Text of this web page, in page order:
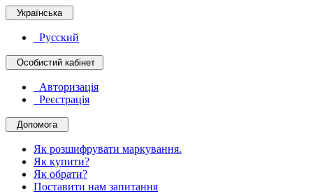
Українська
Русский
Особистий кабінет
Авторизація
Реєстрація
Допомога
Як розшифрувати маркування.
Як купити?
Як обрати?
Поставити нам запитання